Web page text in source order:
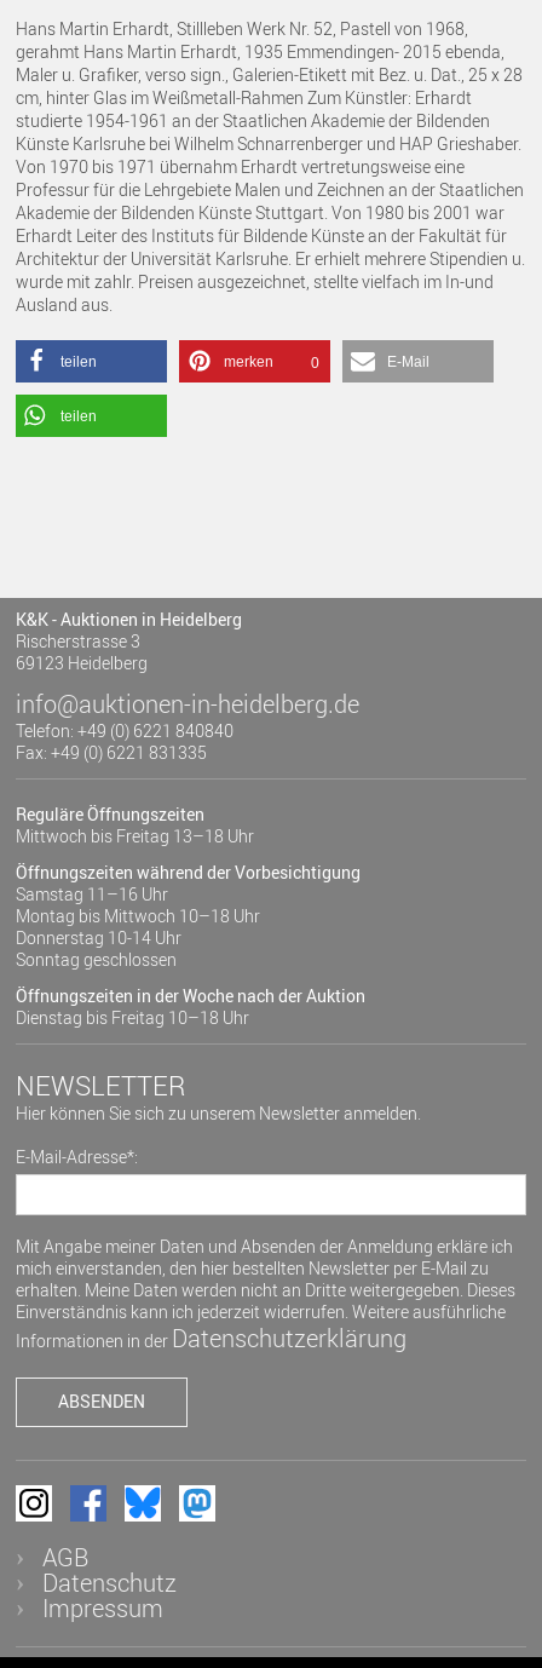
Hans Martin Erhardt, Stillleben Werk Nr. 52, Pastell von 1968,
gerahmt Hans Martin Erhardt, 1935 Emmendingen- 2015 ebenda,
Maler u. Grafiker, verso sign., Galerien-Etikett mit Bez. u. Dat., 25 x 28
cm, hinter Glas im Weißmetall-Rahmen Zum Künstler: Erhardt
studierte 1954-1961 an der Staatlichen Akademie der Bildenden
Künste Karlsruhe bei Wilhelm Schnarrenberger und HAP Grieshaber.
Von 1970 bis 1971 übernahm Erhardt vertretungsweise eine
Professur für die Lehrgebiete Malen und Zeichnen an der Staatlichen
Akademie der Bildenden Künste Stuttgart. Von 1980 bis 2001 war
Erhardt Leiter des Instituts für Bildende Künste an der Fakultät für
Architektur der Universität Karlsruhe. Er erhielt mehrere Stipendien u.
wurde mit zahlr. Preisen ausgezeichnet, stellte vielfach im In-und
Ausland aus.
teilen merken 0 E-Mail
teilen
K&K - Auktionen in Heidelberg
Rischerstrasse 3
69123 Heidelberg
info@auktionen-in-heidelberg.de
Telefon: +49 (0) 6221 840840
Fax: +49 (0) 6221 831335
Reguläre Öffnungszeiten
Mittwoch bis Freitag 13–18 Uhr
Öffnungszeiten während der Vorbesichtigung
Samstag 11–16 Uhr
Montag bis Mittwoch 10–18 Uhr
Donnerstag 10-14 Uhr
Sonntag geschlossen
Öffnungszeiten in der Woche nach der Auktion
Dienstag bis Freitag 10–18 Uhr
NEWSLETTER
Hier können Sie sich zu unserem Newsletter anmelden.
E-Mail-Adresse*:
Mit Angabe meiner Daten und Absenden der Anmeldung erkläre ich
mich einverstanden, den hier bestellten Newsletter per E-Mail zu
erhalten. Meine Daten werden nicht an Dritte weitergegeben. Dieses
Einverständnis kann ich jederzeit widerrufen. Weitere ausführliche
Informationen in der Datenschutzerklärung
AGB
Datenschutz
Impressum